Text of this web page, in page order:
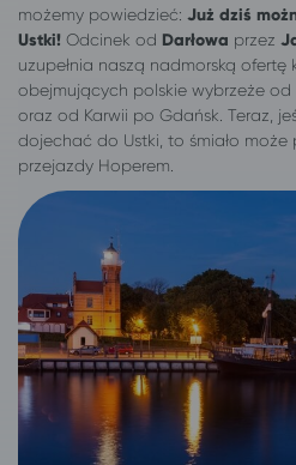
możemy powiedzieć: Już dziś
Ustki! Odcinek od Darłowa przez
uzupełnia naszą nadmorską ofertę
obejmujących polskie wybrzeże
oraz od Karwii po Gdańsk. Teraz,
dojechać do Ustki, to śmiało
przejazdy Hoperem.